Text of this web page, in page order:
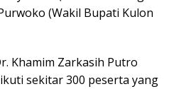
(Wakil Bupati Kulon
Khamim Zarkasih Putro
sekitar 300 peserta yang